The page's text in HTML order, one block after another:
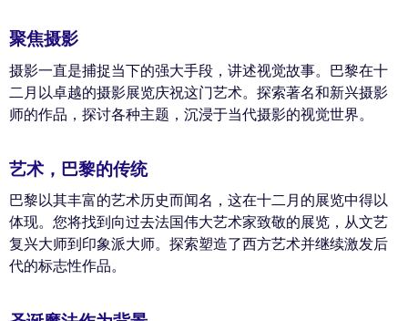
聚焦摄影
摄影一直是捕捉当下的强大手段，讲述视觉故事。巴黎在十
二月以卓越的摄影展览庆祝这门艺术。探索著名和新兴摄影
师的作品，探讨各种主题，沉浸于当代摄影的视觉世界。
艺术，巴黎的传统
巴黎以其丰富的艺术历史而闻名，这在十二月的展览中得以
体现。您将找到向过去法国伟大艺术家致敬的展览，从文艺
复兴大师到印象派大师。探索塑造了西方艺术并继续激发后
代的标志性作品。